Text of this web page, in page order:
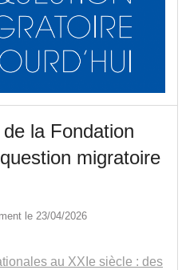
la Fondation
migratoire
le 23/04/2026
au XXIe siècle : des